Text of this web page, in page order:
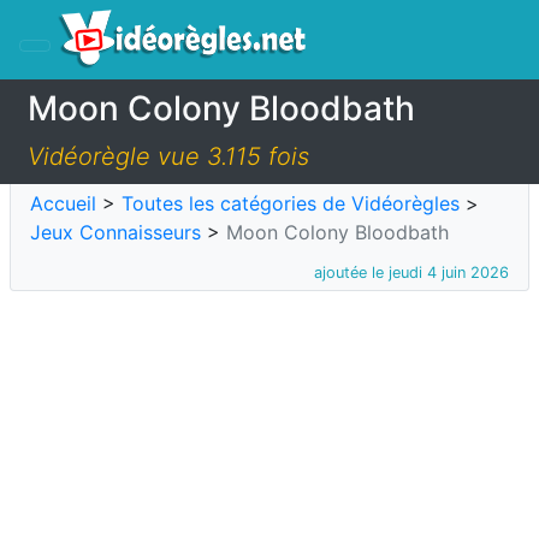
Moon Colony Bloodbath
Vidéorègle vue 3.115 fois
Accueil > Toutes les catégories de Vidéorègles >
Jeux Connaisseurs > Moon Colony Bloodbath
ajoutée le jeudi 4 juin 2026